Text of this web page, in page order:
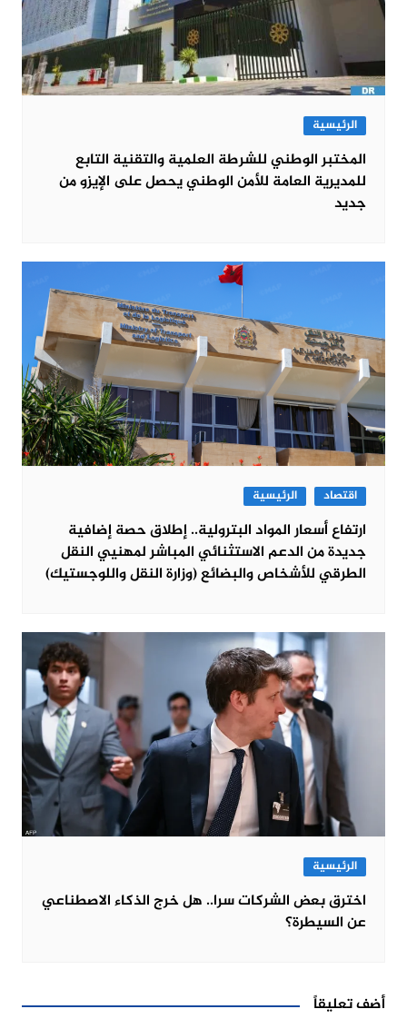
الرئيسية
المختبر الوطني للشرطة العلمية والتقنية التابع
للمديرية العامة للأمن الوطني يحصل على الإيزو من
جديد
اقتصاد الرئيسية
ارتفاع أسعار المواد البترولية.. إطلاق حصة إضافية
جديدة من الدعم الاستثنائي المباشر لمهنيي النقل
الطرقي للأشخاص والبضائع (وزارة النقل واللوجستيك)
الرئيسية
اخترق بعض الشركات سرا.. هل خرج الذكاء الاصطناعي
عن السيطرة؟
أضف تعليقاً